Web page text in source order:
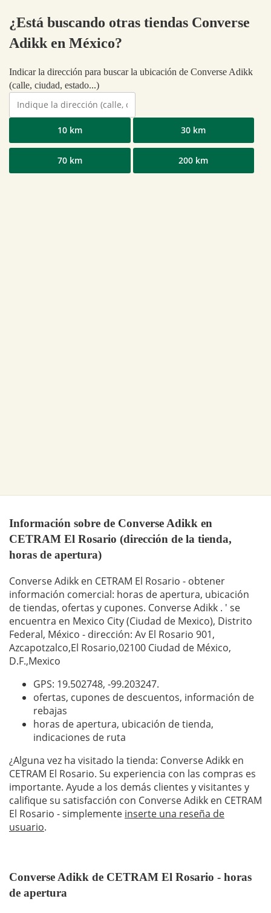
¿Está buscando otras tiendas Converse
Adikk en México?
Indicar la dirección para buscar la ubicación de Converse Adikk
(calle, ciudad, estado...)
10 km 30 km
70 km 200 km
Información sobre de Converse Adikk en
CETRAM El Rosario (dirección de la tienda,
horas de apertura)
Converse Adikk en CETRAM El Rosario - obtener
información comercial: horas de apertura, ubicación
de tiendas, ofertas y cupones. Converse Adikk . ' se
encuentra en Mexico City (Ciudad de Mexico), Distrito
Federal, México - dirección: Av El Rosario 901,
Azcapotzalco,El Rosario,02100 Ciudad de México,
D.F.,Mexico
GPS: 19.502748, -99.203247.
ofertas, cupones de descuentos, información de
rebajas
horas de apertura, ubicación de tienda,
indicaciones de ruta
¿Alguna vez ha visitado la tienda: Converse Adikk en
CETRAM El Rosario. Su experiencia con las compras es
importante. Ayude a los demás clientes y visitantes y
califique su satisfacción con Converse Adikk en CETRAM
El Rosario - simplemente inserte una reseña de
usuario.
Converse Adikk de CETRAM El Rosario - horas
de apertura